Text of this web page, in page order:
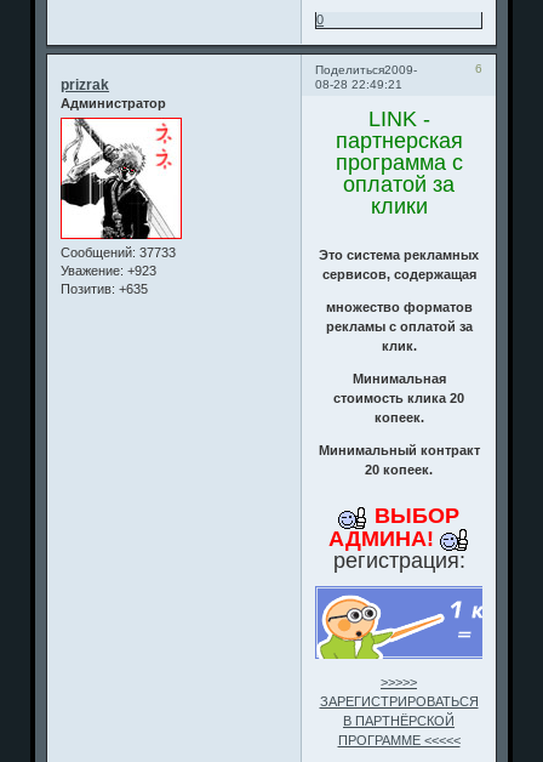
0
Поделиться 6
2009-
08-28 22:49:21
prizrak
Администратор
Сообщений: 37733
Уважение: +923
Позитив: +635
LINK -
партнерская
программа с
оплатой за
клики
Это система рекламных
сервисов, содержащая
множество форматов
рекламы с оплатой за
клик.
Минимальная
стоимость клика 20
копеек.
Минимальный контракт
20 копеек.
ВЫБОР
АДМИНА!
регистрация:
>>>>>
ЗАРЕГИСТРИРОВАТЬСЯ
В ПАРТНЁРСКОЙ
ПРОГРАММЕ <<<<<